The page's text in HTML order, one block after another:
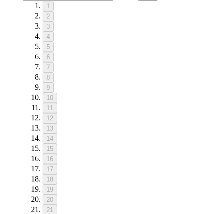
1
2
3
4
5
6
7
8
9
10
11
12
13
14
15
16
17
18
19
20
21